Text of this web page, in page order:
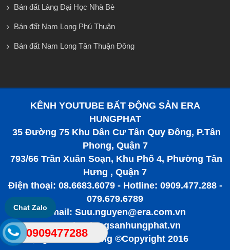
Bán đất Làng Đại Học Nhà Bè
Bán đất Nam Long Phú Thuận
Bán đất Nam Long Tân Thuận Đông
KÊNH YOUTUBE BẤT ĐỘNG SẢN ERA
HUNGPHAT
35 Đường 75 Khu Dân Cư Tân Quy Đông, P.Tân
Phong, Quận 7
793/66 Trần Xuân Soạn, Khu Phố 4, Phường Tân
Hưng , Quận 7
Điện thoại: 08.6683.6079 - Hotline: 0909.477.288 -
079.679.6789
Email: Suu.nguyen@era.com.vn
www.batdongsanhungphat.vn
Bất động sản tiềm năng ©Copyright 2016
Chat Zalo
0909477288